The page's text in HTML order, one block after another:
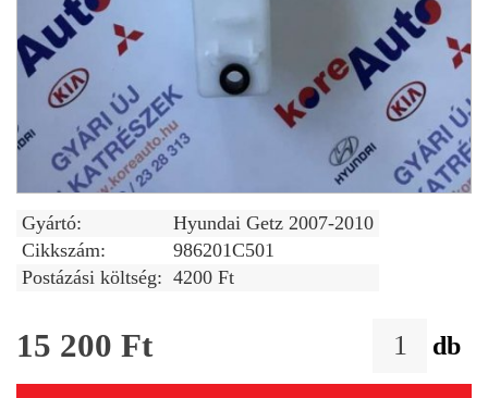
Gyártó:
Hyundai Getz 2007-2010
Cikkszám:
986201C501
Postázási költség: 4200 Ft
15 200 Ft db